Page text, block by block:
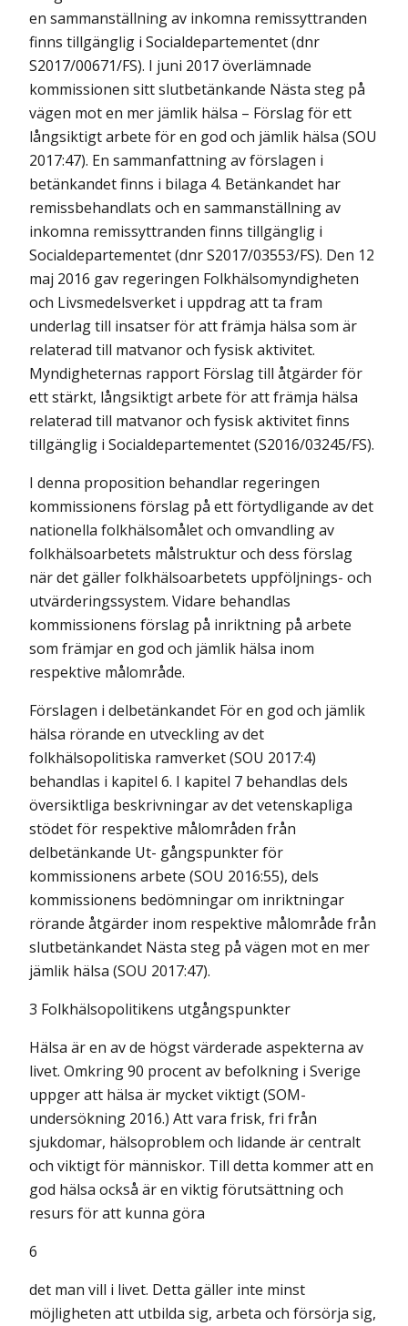
en sammanställning av inkomna remissyttranden
finns tillgänglig i Socialdepartementet (dnr
S2017/00671/FS). I juni 2017 överlämnade
kommissionen sitt slutbetänkande Nästa steg på
vägen mot en mer jämlik hälsa – Förslag för ett
långsiktigt arbete för en god och jämlik hälsa (SOU
2017:47). En sammanfattning av förslagen i
betänkandet finns i bilaga 4. Betänkandet har
remissbehandlats och en sammanställning av
inkomna remissyttranden finns tillgänglig i
Socialdepartementet (dnr S2017/03553/FS). Den 12
maj 2016 gav regeringen Folkhälsomyndigheten
och Livsmedelsverket i uppdrag att ta fram
underlag till insatser för att främja hälsa som är
relaterad till matvanor och fysisk aktivitet.
Myndigheternas rapport Förslag till åtgärder för
ett stärkt, långsiktigt arbete för att främja hälsa
relaterad till matvanor och fysisk aktivitet finns
tillgänglig i Socialdepartementet (S2016/03245/FS).
I denna proposition behandlar regeringen
kommissionens förslag på ett förtydligande av det
nationella folkhälsomålet och omvandling av
folkhälsoarbetets målstruktur och dess förslag
när det gäller folkhälsoarbetets uppföljnings- och
utvärderingssystem. Vidare behandlas
kommissionens förslag på inriktning på arbete
som främjar en god och jämlik hälsa inom
respektive målområde.
Förslagen i delbetänkandet För en god och jämlik
hälsa rörande en utveckling av det
folkhälsopolitiska ramverket (SOU 2017:4)
behandlas i kapitel 6. I kapitel 7 behandlas dels
översiktliga beskrivningar av det vetenskapliga
stödet för respektive målområden från
delbetänkande Ut- gångspunkter för
kommissionens arbete (SOU 2016:55), dels
kommissionens bedömningar om inriktningar
rörande åtgärder inom respektive målområde från
slutbetänkandet Nästa steg på vägen mot en mer
jämlik hälsa (SOU 2017:47).
3 Folkhälsopolitikens utgångspunkter
Hälsa är en av de högst värderade aspekterna av
livet. Omkring 90 procent av befolkning i Sverige
uppger att hälsa är mycket viktigt (SOM-
undersökning 2016.) Att vara frisk, fri från
sjukdomar, hälsoproblem och lidande är centralt
och viktigt för människor. Till detta kommer att en
god hälsa också är en viktig förutsättning och
resurs för att kunna göra
6
det man vill i livet. Detta gäller inte minst
möjligheten att utbilda sig, arbeta och försörja sig,